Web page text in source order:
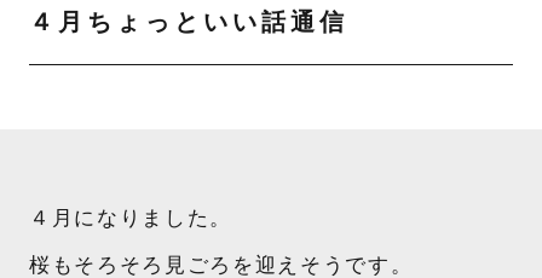
４月ちょっといい話通信
４月になりました。
桜もそろそろ見ごろを迎えそうです。